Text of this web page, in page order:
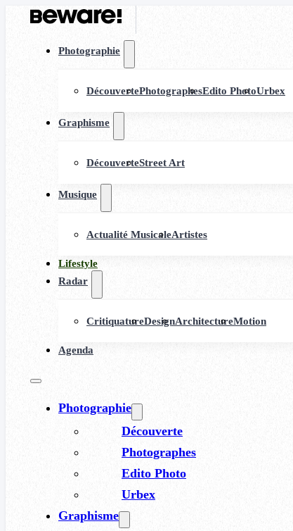
Photographie
DécouvertePhotographesEdito PhotoUrbex
Graphisme
DécouverteStreet Art
Musique
Actualité MusicaleArtistes
Lifestyle
Radar
CritiquatureDesignArchitectureMotion
Agenda
Photographie
Découverte
Photographes
Edito Photo
Urbex
Graphisme